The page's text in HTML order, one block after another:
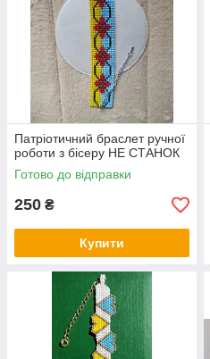
Патріотичний браслет ручної
роботи з бісеру НЕ СТАНОК
Готово до відправки
250 ₴
Купити